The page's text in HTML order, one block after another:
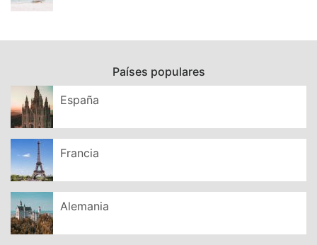
Países populares
España
Francia
Alemania